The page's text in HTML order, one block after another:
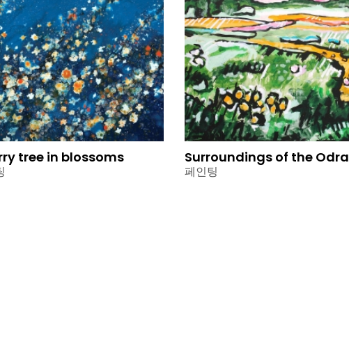
tree in blossoms Surroundings of the Odra
페인팅